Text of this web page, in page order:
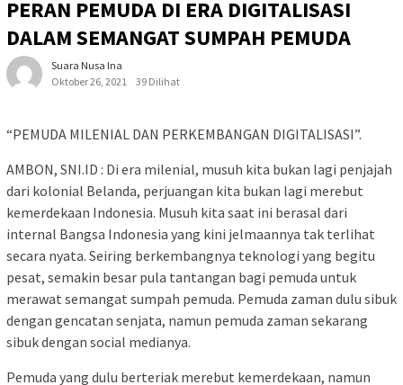
PERAN PEMUDA DI ERA DIGITALISASI
DALAM SEMANGAT SUMPAH PEMUDA
Suara Nusa Ina
Oktober 26, 2021
39 Dilihat
“PEMUDA MILENIAL DAN PERKEMBANGAN DIGITALISASI”.
AMBON, SNI.ID : Di era milenial, musuh kita bukan lagi penjajah
dari kolonial Belanda, perjuangan kita bukan lagi merebut
kemerdekaan Indonesia. Musuh kita saat ini berasal dari
internal Bangsa Indonesia yang kini jelmaannya tak terlihat
secara nyata. Seiring berkembangnya teknologi yang begitu
pesat, semakin besar pula tantangan bagi pemuda untuk
merawat semangat sumpah pemuda. Pemuda zaman dulu sibuk
dengan gencatan senjata, namun pemuda zaman sekarang
sibuk dengan social medianya.
Pemuda yang dulu berteriak merebut kemerdekaan, namun